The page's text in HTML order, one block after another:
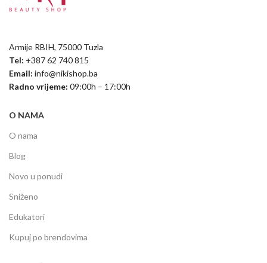
Armije RBIH, 75000 Tuzla
Tel: +387 62 740 815
Email: info@nikishop.ba
Radno vrijeme: 09:00h – 17:00h
O NAMA
O nama
Blog
Novo u ponudi
Sniženo
Edukatori
Kupuj po brendovima